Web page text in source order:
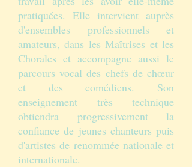
pratiquées. Elle intervient auprès
d'ensembles professionnels et
amateurs, dans les Maîtrises et les
Chorales et accompagne aussi le
parcours vocal des chefs de chœur
et des comédiens. Son
enseignement très technique
obtiendra progressivement la
confiance de jeunes chanteurs puis
d'artistes de renommée nationale et
internationale.